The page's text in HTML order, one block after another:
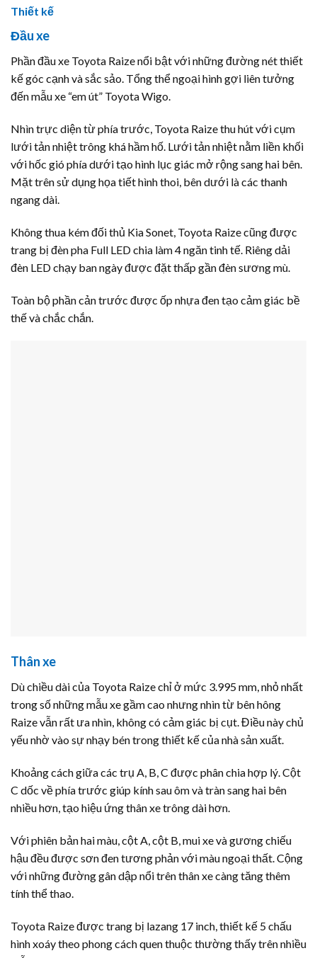
Thiết kế
Đầu xe
Phần đầu xe Toyota Raize nổi bật với những đường nét thiết
kế góc cạnh và sắc sảo. Tổng thể ngoại hình gợi liên tưởng
đến mẫu xe “em út” Toyota Wigo.
Nhìn trực diện từ phía trước, Toyota Raize thu hút với cụm
lưới tản nhiệt trông khá hầm hố. Lưới tản nhiệt nằm liền khối
với hốc gió phía dưới tạo hình lục giác mở rộng sang hai bên.
Mặt trên sử dụng họa tiết hình thoi, bên dưới là các thanh
ngang dài.
Không thua kém đối thủ Kia Sonet, Toyota Raize cũng được
trang bị đèn pha Full LED chia làm 4 ngăn tinh tế. Riêng dải
đèn LED chạy ban ngày được đặt thấp gần đèn sương mù.
Toàn bộ phần cản trước được ốp nhựa đen tạo cảm giác bề
thế và chắc chắn.
Thân xe
Dù chiều dài của Toyota Raize chỉ ở mức 3.995 mm, nhỏ nhất
trong số những mẫu xe gầm cao nhưng nhìn từ bên hông
Raize vẫn rất ưa nhìn, không có cảm giác bị cụt. Điều này chủ
yếu nhờ vào sự nhạy bén trong thiết kế của nhà sản xuất.
Khoảng cách giữa các trụ A, B, C được phân chia hợp lý. Cột
C dốc về phía trước giúp kính sau ôm và tràn sang hai bên
nhiều hơn, tạo hiệu ứng thân xe trông dài hơn.
Với phiên bản hai màu, cột A, cột B, mui xe và gương chiếu
hậu đều được sơn đen tương phản với màu ngoại thất. Cộng
với những đường gân dập nổi trên thân xe càng tăng thêm
tính thể thao.
Toyota Raize được trang bị lazang 17 inch, thiết kế 5 chấu
hình xoáy theo phong cách quen thuộc thường thấy trên nhiều